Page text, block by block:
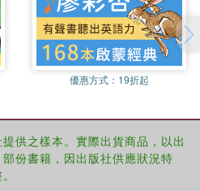
優惠方式： 19折起
供之樣本。實際出貨商品，以出
份書籍，因出版社供應狀況特